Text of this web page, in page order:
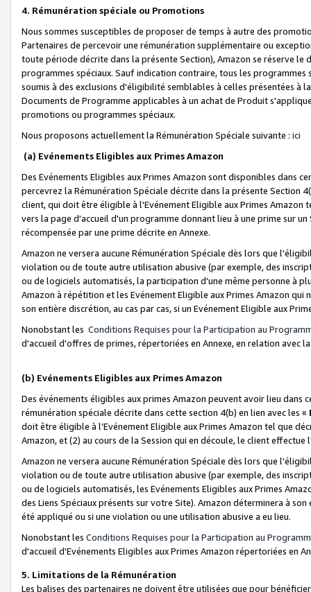
4. Rémunération spéciale ou Promotions
Nous sommes susceptibles de proposer de temps à autre des
Partenaires de percevoir une rémunération supplémentaire ou
toute période décrite dans la présente Section), Amazon se réserve
programmes spéciaux. Sauf indication contraire, tous les
soumis à des exclusions d'éligibilité semblables à celles présentées à
Documents de Programme applicables à un achat de Produit
promotions ou programmes spéciaux.
Nous proposons actuellement la Rémunération Spéciale suivante : ici
(a) Evénements Eligibles aux Primes Amazon
Des Evénements Eligibles aux Primes Amazon sont disponibles dans
percevrez la Rémunération Spéciale décrite dans la présente Section
client, qui doit être éligible à l'Evénement Eligible aux Primes Amazon
vers la page d'accueil d'un programme donnant lieu à une prime sur
récompensée par une prime décrite en Annexe.
Amazon ne versera aucune Rémunération Spéciale dès lors que
violation ou de toute autre utilisation abusive (par exemple, des
ou de logiciels automatisés, la participation d'une même personne à
Amazon à répétition et les Evénement Eligible aux Primes Amazon qui
son entière discrétion, au cas par cas, si un Evénement Eligible aux
Nonobstant les Conditions Requises pour la Participation au
d'accueil d'offres de primes, répertoriées en Annexe, en relation avec
(b) Evénements Eligibles aux Primes Amazon
Des événements éligibles aux primes Amazon peuvent avoir lieu dans
rémunération spéciale décrite dans cette section 4(b) en lien avec les «
doit être éligible à l’Evénement Eligible aux Primes Amazon tel que
Amazon, et (2) au cours de la Session qui en découle, le client
Amazon ne versera aucune Rémunération Spéciale dès lors que
violation ou de toute autre utilisation abusive (par exemple, des
ou de logiciels automatisés, les Evénements Eligibles aux Primes
des Liens Spéciaux présents sur votre Site). Amazon déterminera à
été appliqué ou si une violation ou une utilisation abusive a eu lieu.
Nonobstant les Conditions Requises pour la Participation au
d'accueil d'Evénements Eligibles aux Primes Amazon répertoriées en
5. Limitations de la Rémunération
Les balises des partenaires ne doivent être utilisées que pour